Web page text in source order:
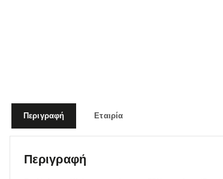
Περιγραφή Εταιρία
Περιγραφή